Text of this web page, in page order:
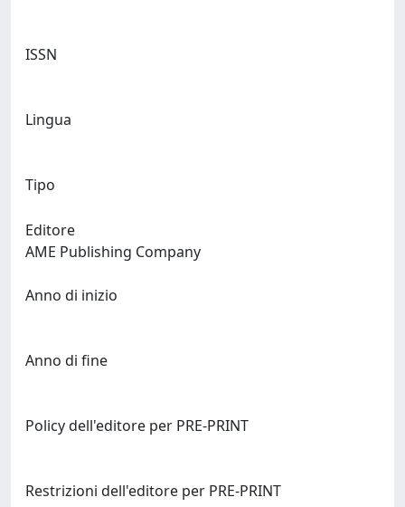
ISSN
Lingua
Tipo
Editore
Anno di inizio
Anno di fine
Policy dell'editore per PRE-PRINT
Restrizioni dell'editore per PRE-PRINT